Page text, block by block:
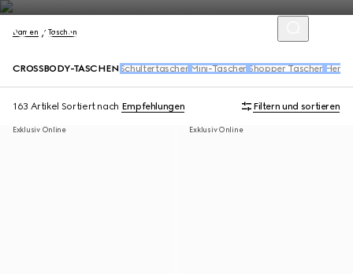
Damen Taschen
CROSSBODY-TASCHEN Schultertaschen Mini-Taschen Shopper Taschen
163 Artikel Sortiert nach Empfehlungen Filtern und sortieren
Exklusiv Online Exklusiv Online